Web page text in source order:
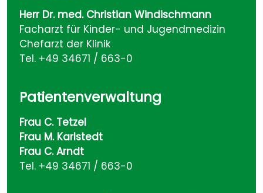
Herr Dr. med. Christian Windischmann
Facharzt für Kinder- und Jugendmedizin
Chefarzt der Klinik
Tel. +49 34671 / 663-0
Patientenverwaltung
Frau C. Tetzel
Frau M. Karlstedt
Frau C. Arndt
Tel. +49 34671 / 663-0